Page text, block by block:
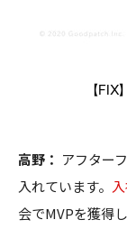
【
高野： アフター
入れています。
会でMVPを獲得